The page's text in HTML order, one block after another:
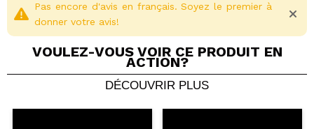
Pas encore d'avis en français. Soyez le premier à
donner votre avis!
VOULEZ-VOUS VOIR CE PRODUIT EN
ACTION?
DÉCOUVRIR PLUS